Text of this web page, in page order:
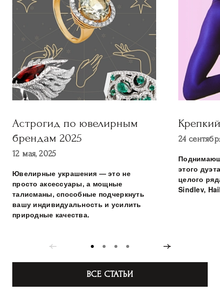
Астрогид по ювелирным
брендам 2025
12 мая, 2025
Ювелирные украшения — это не
просто аксессуары, а мощные
талисманы, способные подчеркнуть
вашу индивидуальность и усилить
природные качества.
24
этого
целого
Sindlev,
ВСЕ СТАТЬИ